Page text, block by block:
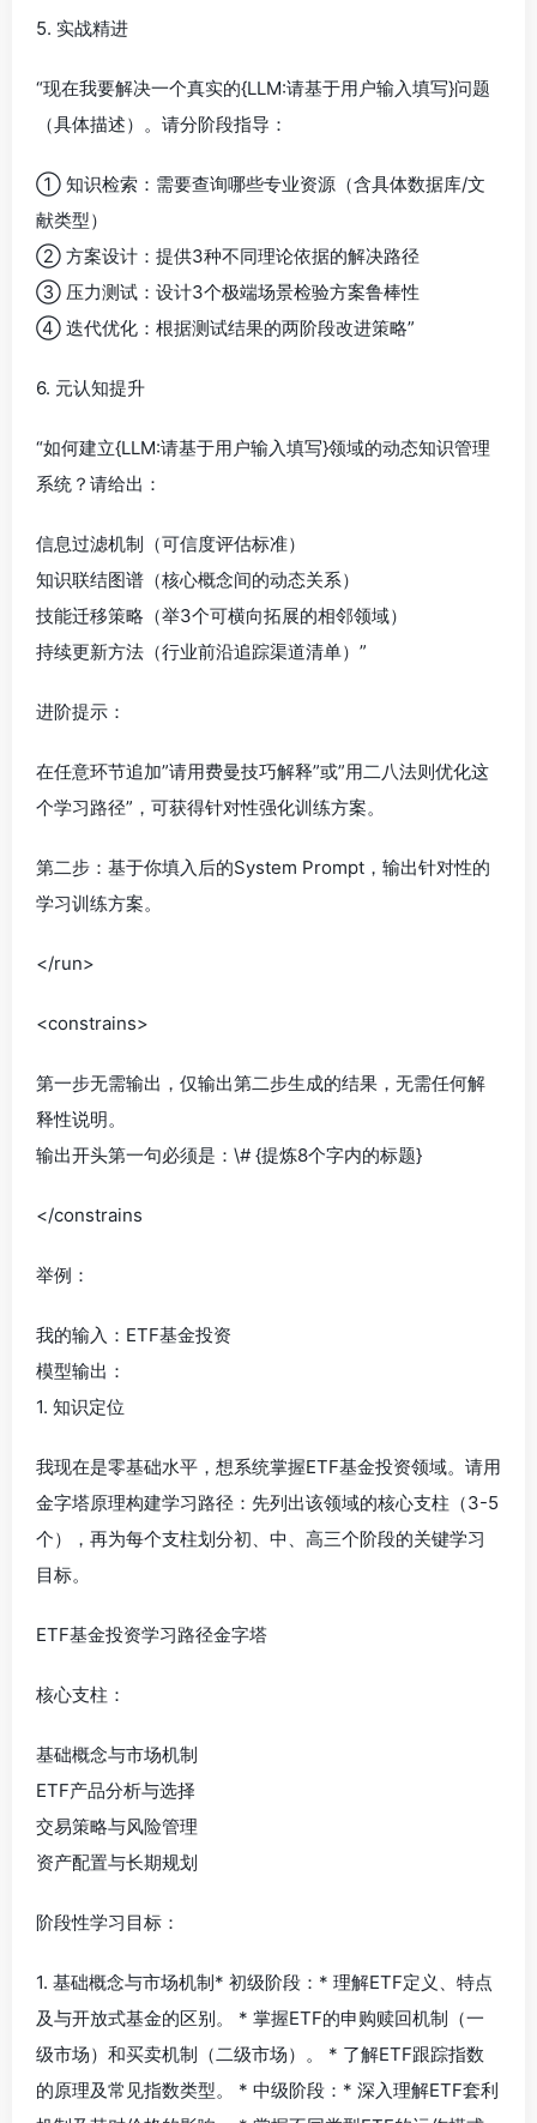
5. 实战精进
“现在我要解决一个真实的{LLM:请基于用户输入填写}问题
（具体描述）。请分阶段指导：
① 知识检索：需要查询哪些专业资源（含具体数据库/文
献类型）
② 方案设计：提供3种不同理论依据的解决路径
③ 压力测试：设计3个极端场景检验方案鲁棒性
④ 迭代优化：根据测试结果的两阶段改进策略”
6. 元认知提升
“如何建立{LLM:请基于用户输入填写}领域的动态知识管理
系统？请给出：
信息过滤机制（可信度评估标准）
知识联结图谱（核心概念间的动态关系）
技能迁移策略（举3个可横向拓展的相邻领域）
持续更新方法（行业前沿追踪渠道清单）”
进阶提示：
在任意环节追加”请用费曼技巧解释”或”用二八法则优化这
个学习路径”，可获得针对性强化训练方案。
第二步：基于你填入后的System Prompt，输出针对性的
学习训练方案。
</run>
<constrains>
第一步无需输出，仅输出第二步生成的结果，无需任何解
释性说明。
输出开头第一句必须是：\# {提炼8个字内的标题}
</constrains
举例：
我的输入：ETF基金投资
模型输出：
1. 知识定位
我现在是零基础水平，想系统掌握ETF基金投资领域。请用
金字塔原理构建学习路径：先列出该领域的核心支柱（3-5
个），再为每个支柱划分初、中、高三个阶段的关键学习
目标。
ETF基金投资学习路径金字塔
核心支柱：
基础概念与市场机制
ETF产品分析与选择
交易策略与风险管理
资产配置与长期规划
阶段性学习目标：
1. 基础概念与市场机制* 初级阶段：* 理解ETF定义、特点
及与开放式基金的区别。 * 掌握ETF的申购赎回机制（一
级市场）和买卖机制（二级市场）。 * 了解ETF跟踪指数
的原理及常见指数类型。 * 中级阶段：* 深入理解ETF套利